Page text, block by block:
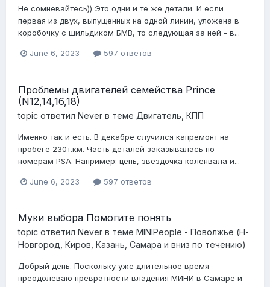
Не сомневайтесь)) Это одни и те же детали. И если
первая из двух, выпущенных на одной линии, уложена в
коробочку с шильдиком БМВ, то следующая за ней - в...
June 6, 2023 597 ответов
Проблемы двигателей семейства Prince
(N12,14,16,18)
topic ответил Never в теме Двигатель, КПП
Именно так и есть. В декабре случился капремонт на
пробеге 230т.км. Часть деталей заказывалась по
номерам PSA. Например: цепь, звёздочка коленвала и...
June 6, 2023 597 ответов
Муки выбора Помогите понять
topic ответил Never в теме MINIPeople - Поволжье (Н-
Новгород, Киров, Казань, Самара и вниз по течению)
Добрый день. Поскольку уже длительное время
преодолеваю превратности владения МИНИ в Самаре и